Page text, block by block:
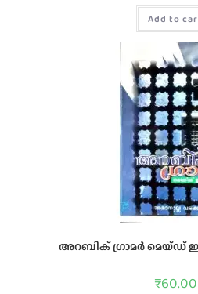
Add to
അറബിക്‌ ഗ്രാമര്‍ മെയ്‌ഡ്‌
₹60.00